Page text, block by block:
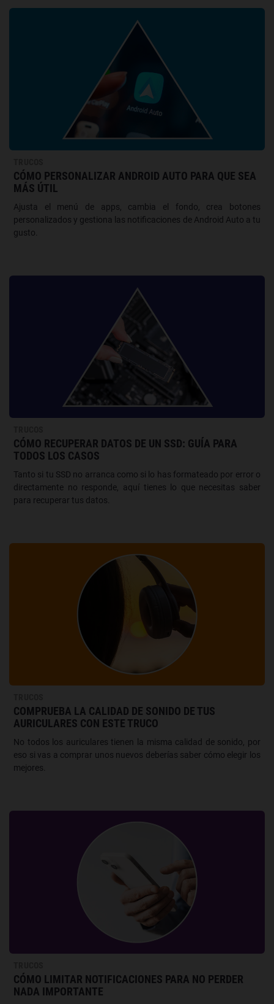
CÓMO PERSONALIZAR ANDROID AUTO PARA QUE SEA
MÁS ÚTIL
Ajusta el menú de apps, cambia el fondo, crea botones
personalizados y gestiona las notificaciones de Android Auto a tu
gusto.
CÓMO RECUPERAR DATOS DE UN SSD: GUÍA PARA
TODOS LOS CASOS
Tanto si tu SSD no arranca como si lo has formateado por error o
directamente no responde, aquí tienes lo que necesitas saber
para recuperar tus datos.
COMPRUEBA LA CALIDAD DE SONIDO DE TUS
AURICULARES CON ESTE TRUCO
No todos los auriculares tienen la misma calidad de sonido, por
eso si vas a comprar unos nuevos deberías saber cómo elegir los
mejores.
CÓMO LIMITAR NOTIFICACIONES PARA NO PERDER
NADA IMPORTANTE